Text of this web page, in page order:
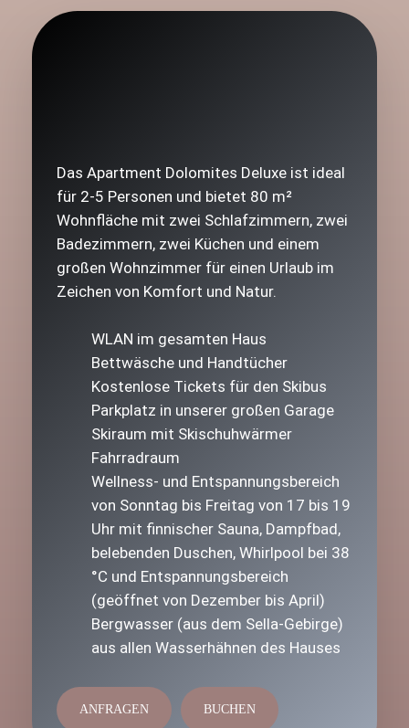
Das Apartment Dolomites Deluxe ist ideal
für 2-5 Personen und bietet 80 m²
Wohnfläche mit zwei Schlafzimmern, zwei
Badezimmern, zwei Küchen und einem
großen Wohnzimmer für einen Urlaub im
Zeichen von Komfort und Natur.
WLAN im gesamten Haus
Bettwäsche und Handtücher
Kostenlose Tickets für den Skibus
Parkplatz in unserer großen Garage
Skiraum mit Skischuhwärmer
Fahrradraum
Wellness- und Entspannungsbereich
von Sonntag bis Freitag von 17 bis 19
Uhr mit finnischer Sauna, Dampfbad,
belebenden Duschen, Whirlpool bei 38
°C und Entspannungsbereich
(geöffnet von Dezember bis April)
Bergwasser (aus dem Sella-Gebirge)
aus allen Wasserhähnen des Hauses
ANFRAGEN BUCHEN